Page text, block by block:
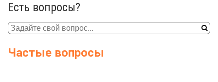
Есть вопросы?
Частые вопросы